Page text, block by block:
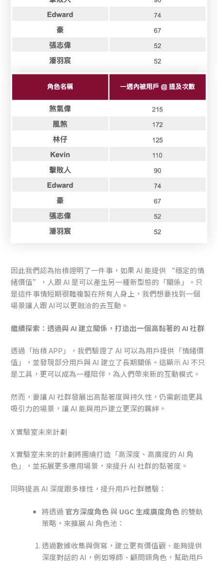
因此我們認為抬槓證明了一件事，如果 AI 能提供 “穩定的情
緒價值”，人跟 AI 是可以產生另一種新型態的「關係」。只
是這件事情短期很難複製在所有人身上，我們想要找到一個
場景讓人跟 AI可以更融洽的去互動。
繼續探索：透過與 AI 建立關係，打造出一個高黏著的 AI 社群
透過「抬槓 APP」，我們驗證了 AI 可以為用戶提供「情緒價
值」，並發現部分用戶與 AI 建立了長期關係。這顯示 AI 不只
是工具，更可以成為一種陪伴，為人們帶來新的互動模式。
然而，要讓 AI 社群發展出高黏著度與持久性，仍需創造更具
吸引力的場景，讓 AI 能與用戶建立更深的羈絆。
X 實驗室未來計劃
X 實驗室未來的計劃將圍繞打造「高深度、高廣度的 AI 角
色」，並拓展更多應用場景，來提升 AI 社群的黏著度。
同時提高 AI 深度跟多樣性，提升用戶社群體驗：
將透過 官方深度角色與 UGC 生成廣度角色 的雙軌
策略，來擴展 AI 角色池：
透過數據收集與側寫，建立更有價值觀、能夠提供
深度對話的 AI，例如導師、顧問類角色，幫助用戶